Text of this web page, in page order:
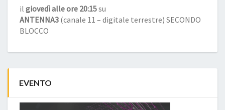
il giovedì alle ore 20:15su
ANTENNA3 (canale 11 – digitale terrestre) SECONDO
BLOCCO
EVENTO